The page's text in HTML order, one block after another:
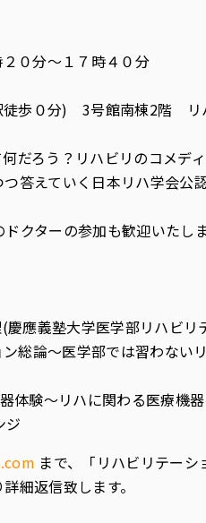
０分～１７時４０分
徒歩０分) 3号館南棟2階 リ
だろう？リハビリのコメデ
答えていく日本リハ学会公認
クターの参加も歓迎いたしま
應義塾大学医学部リハビリ
総論〜医学部では習わない
体験〜リハに関わる医療機
ジ
まで、「リハビリテー
細返信致します。